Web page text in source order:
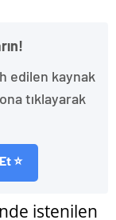
edilen kaynak
tıklayarak
⭐
istenilen